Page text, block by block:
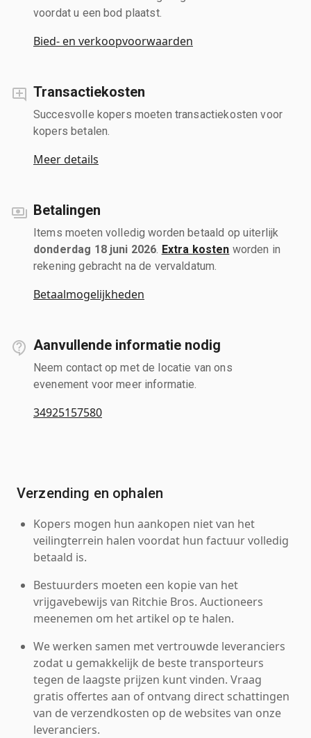
voordat u een bod plaatst.
Bied- en verkoopvoorwaarden
Transactiekosten
Succesvolle kopers moeten transactiekosten voor
kopers betalen.
Meer details
Betalingen
Items moeten volledig worden betaald op uiterlijk
donderdag 18 juni 2026 Extra kosten worden in
rekening gebracht na de vervaldatum.
Betaalmogelijkheden
Aanvullende informatie nodig
Neem contact op met de locatie van ons
evenement voor meer informatie.
34925157580
Verzending en ophalen
Kopers mogen hun aankopen niet van het
veilingterrein halen voordat hun factuur volledig
betaald is.
Bestuurders moeten een kopie van het
vrijgavebewijs van Ritchie Bros. Auctioneers
meenemen om het artikel op te halen.
We werken samen met vertrouwde leveranciers
zodat u gemakkelijk de beste transporteurs
tegen de laagste prijzen kunt vinden. Vraag
gratis offertes aan of ontvang direct schattingen
van de verzendkosten op de websites van onze
leveranciers.